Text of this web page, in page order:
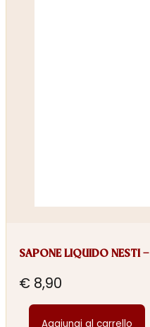
SAPONE LIQUIDO NESTI
€ 8,90
Aggiungi al carrello